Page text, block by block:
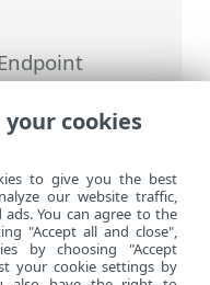
Endpoint
per
cookies
to give you the best
our website traffic,
You can agree to the
"Accept all and close",
by choosing "Accept
your cookie settings by